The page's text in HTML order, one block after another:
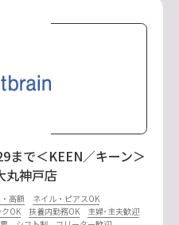
で＜KEEN／キーン＞
丸神戸店
高額
ネイル・ピアスOK
OK 扶養内勤務OK
主婦･主夫歓迎